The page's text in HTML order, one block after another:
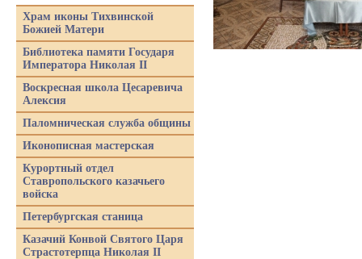
Храм иконы Тихвинской
Божией Матери
Библиотека памяти Государя
Императора Николая II
Воскресная школа Цесаревича
Алексия
Паломническая служба общины
Иконописная мастерская
Курортный отдел
Ставропольского казачьего
войска
Петербургская станица
Казачий Конвой Святого Царя
Страстотерпца Николая II